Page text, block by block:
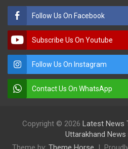
Follow Us On Facebook
Subscribe Us On Youtube
Follow Us On Instagram
Contact Us On WhatsApp
Copyright © 2026 Latest News
Uttarakhand News